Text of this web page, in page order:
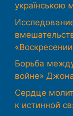
українською
Борьба
войне»
Сердце
к истинной